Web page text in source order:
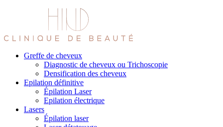
Greffe de cheveux
Diagnostic de cheveux ou Trichoscopie
Densification des cheveux
Epilation définitive
Épilation Laser
Epilation électrique
Lasers
Épilation laser